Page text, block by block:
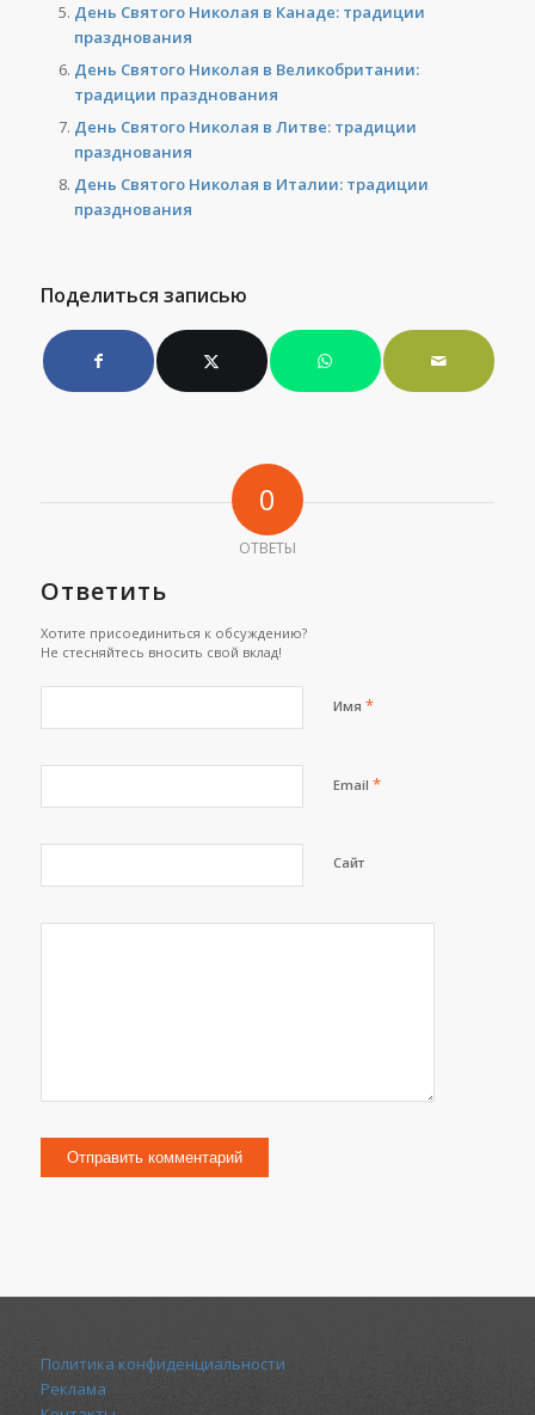
День Святого Николая в Канаде: традиции
празднования
День Святого Николая в Великобритании:
традиции празднования
День Святого Николая в Литве: традиции
празднования
День Святого Николая в Италии: традиции
празднования
Поделиться записью
0
ОТВЕТЫ
Ответить
Хотите присоединиться к обсуждению?
Не стесняйтесь вносить свой вклад!
Имя *
Email *
Сайт
Политика конфиденциальности
Реклама